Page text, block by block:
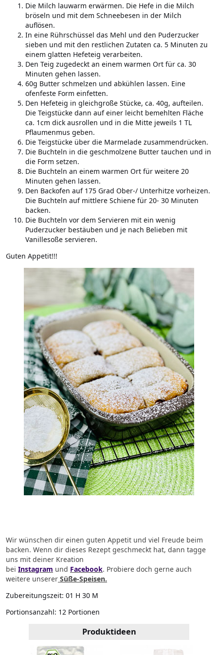
Die Milch lauwarm erwärmen. Die Hefe in die Milch
bröseln und mit dem Schneebesen in der Milch
auflösen.
In eine Rührschüssel das Mehl und den Puderzucker
sieben und mit den restlichen Zutaten ca. 5 Minuten zu
einem glatten Hefeteig verarbeiten.
Den Teig zugedeckt an einem warmen Ort für ca. 30
Minuten gehen lassen.
60g Butter schmelzen und abkühlen lassen. Eine
ofenfeste Form einfetten.
Den Hefeteig in gleichgroße Stücke, ca. 40g, aufteilen.
Die Teigstücke dann auf einer leicht bemehlten Fläche
ca. 1cm dick ausrollen und in die Mitte jeweils 1 TL
Pflaumenmus geben.
Die Teigstücke über die Marmelade zusammendrücken.
Die Buchteln in die geschmolzene Butter tauchen und in
die Form setzen.
Die Buchteln an einem warmen Ort für weitere 20
Minuten gehen lassen.
Den Backofen auf 175 Grad Ober-/ Unterhitze vorheizen.
Die Buchteln auf mittlere Schiene für 20- 30 Minuten
backen.
Die Buchteln vor dem Servieren mit ein wenig
Puderzucker bestäuben und je nach Belieben mit
Vanillesoße servieren.
Guten Appetit!!!
Wir wünschen dir einen guten Appetit und viel Freude beim
backen. Wenn dir dieses Rezept geschmeckt hat, dann tagge
uns mit deiner Kreation
bei Instagram und Facebook. Probiere doch gerne auch
weitere unserer Süße-Speisen.
Zubereitungszeit: 01 H 30 M
Portionsanzahl: 12 Portionen
Produktideen